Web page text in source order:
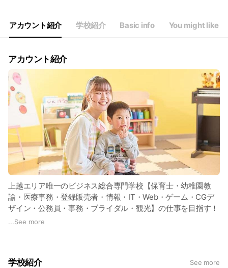
アカウント紹介 学校紹介 Basic info You might like
アカウント紹介
上越エリア唯一のビジネス総合専門学校【保育士・幼稚園教
諭・医療事務・登録販売者・情報・IT・Web・ゲーム・CGデ
ザイン・公務員・事務・ブライダル・観光】の仕事を目指す！
LINEのトークを使って、いつでも何でも気軽にお問い合わせく
...See more
学校紹介 See more